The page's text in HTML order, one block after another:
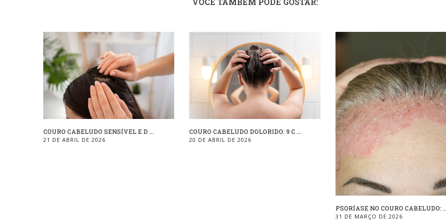
COURO CABELUDO SENSÍVEL E D ...
21 DE ABRIL DE 2026
COURO CABELUDO DOLORIDO: 9 C ...
20 DE ABRIL DE 2026
PSORÍASE NO COURO CABELUDO:
31 DE MARÇO DE 2026